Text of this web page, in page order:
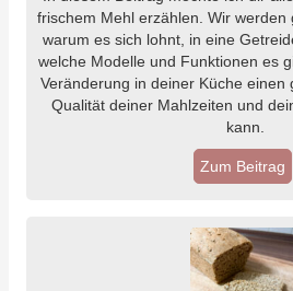
frischem Mehl erzählen. Wir werden
warum es sich lohnt, in eine
welche Modelle und Funktionen es
Veränderung in deiner Küche einen
Qualität deiner Mahlzeiten und
kann.
Zum Beitrag